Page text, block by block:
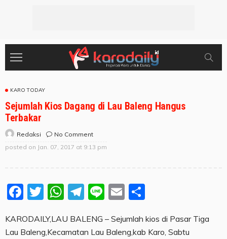
KARO TODAY
Sejumlah Kios Dagang di Lau Baleng Hangus
Terbakar
Redaksi
No Comment
posted on Jan. 07, 2017 at 9:13 pm
Facebook
Twitter
WhatsApp
Telegram
LineEmail
KARODAILY,LAU BALENG – Sejumlah kios di Pasar Tiga
Lau Baleng,Kecamatan Lau Baleng,kab Karo, Sabtu